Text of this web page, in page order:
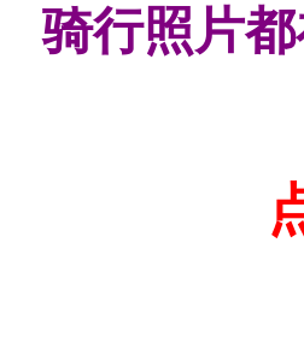
骑行照片